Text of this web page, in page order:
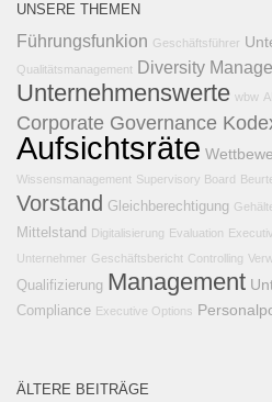
UNSERE THEMEN
Führungsfunkion Geschäftsführer
Qualitätsmanagement Diversity
Unternehmenswerte wbw
Corporate Governance
Aufsichtsräte
Wissensmanagement Supervisory Board
Vorstand Gleichberechtigung
Mittelstand Digitalisierung Evaluation
Unternehmer Geschäftsbericht Controlling
Qualifizierung Management
Compliance Executive Options
ÄLTERE BEITRÄGE